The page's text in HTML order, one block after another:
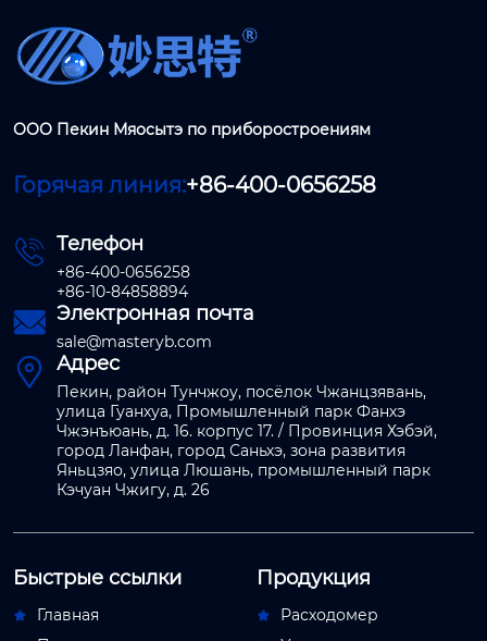
ООО Пекин Мяосытэ по приборостроениям
Горячая линия:+86-400-0656258
 Телефон
+86-400-0656258
+86-10-84858894
 Электронная почта
sale@masteryb.com
 Адрес
Пекин, район Тунчжоу, посёлок Чжанцзявань,
улица Гуанхуа, Промышленный парк Фанхэ
Чжэнъюань, д. 16. корпус 17. / Провинция Хэбэй,
город Ланфан, город Саньхэ, зона развития
Яньцзяо, улица Люшань, промышленный парк
Кэчуан Чжигу, д. 26
Быстрые ссылки
 Главная
Продукция
 Расходомер